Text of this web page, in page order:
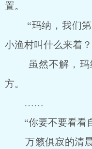
置。
“玛纳，我们第
小渔村叫什么来着
虽然不解，玛
方。
……
“你要不要看看
万籁俱寂的清晨